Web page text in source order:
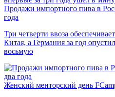
Продажи импортного пива в
года
Три четверти ввоза
Китая, а Германия за год
восьмую
Женский менторский день